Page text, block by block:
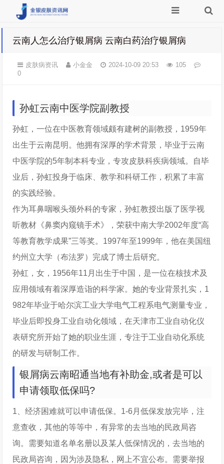
云南人怎么治疗银屑病 云南白药治疗银屑病
皮肤病资讯 小金金 2024-10-09 20:53
105
0
孙虹云南中医学院副教授
孙虹，一位在中医教育领域颇有建树的副教授，1959年
出生于云南昆明。他拥有深厚的学术背景，毕业于云南
中医学院的5年制本科专业，专攻皮肤科疾病领域。自毕
业后，孙虹投身于临床、教学和科研工作，积累了丰富
的实践经验。
作为耳鼻咽喉头颈外科的专家，孙虹教授出版了医学视
听教材《鼻窦内窥镜手术》，荣获中南大学2002年度“高
等教育教学成果”三等奖。1997年至1999年，他在美国纽
约州立大学（布法罗）完成了博士后研究。
孙虹，女，1956年11月出生于中国，是一位在核技术及
应用领域有着深厚造诣的科学家。她的专业背景扎实，1
982年毕业于哈尔滨工业大学电气工程系电气测量专业，
毕业后即投身工业自动化领域，在天津市工业自动化仪
表研究所开始了她的职业生涯，专注于工业自动化系统
的研发与研制工作。
银屑病云南昭通当地有补助金,或者是可以
申请领取低保吗?
1、经济困难就可以申请低保。1-6月低保发放完毕，注
意查收，其他的等等中，有异常的去当地的民政局咨
询。需要知道名单名册以及某人低保情况的，去当地的
民政局咨询，因为涉及隐私，网上不宜公布。需要举报